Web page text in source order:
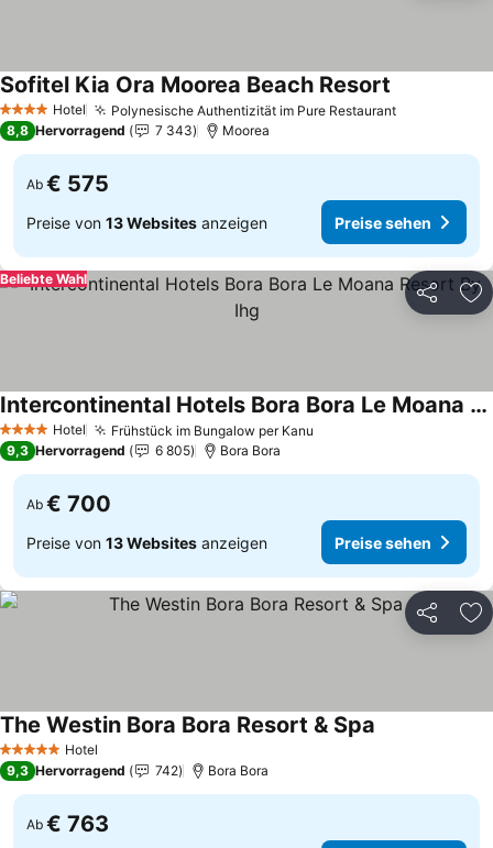
4 Sterne Hotel Polynesische Authentizität im Pure RestaurantPreise
Sofitel Kia Ora Moorea Beach Resort
8,8 Hervorragend 7 343 Moorea
Ab € 575
Preise von 13 Websites anzeigen Preise sehen
Teilen
Beliebte Wahl
4 Sterne Hotel Frühstück im Bungalow per Kanu
Intercontinental Hotels Bora Bora Le Moana Resort By Ihg
Preise sehen
9,3 Hervorragend 6 805 Bora Bora
Ab € 700
Preise von 13 Websites anzeigen Preise sehen
Teilen
5 Sterne Hotel
The Westin Bora Bora Resort & Spa
9,3 Hervorragend 742 Bora Bora
Ab € 763